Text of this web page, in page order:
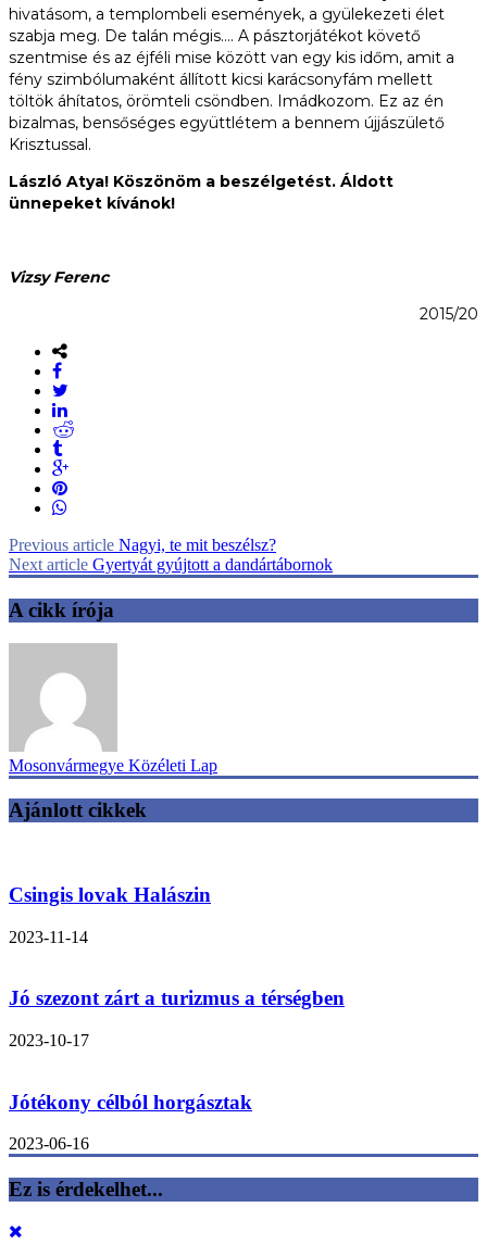
hivatásom, a templombeli események, a gyülekezeti élet
szabja meg. De talán mégis…. A pásztorjátékot követő
szentmise és az éjféli mise között van egy kis időm, amit a
fény szimbólumaként állított kicsi karácsonyfám mellett
töltök áhítatos, örömteli csöndben. Imádkozom. Ez az én
bizalmas, bensőséges együttlétem a bennem újjászülető
Krisztussal.
László Atya! Köszönöm a beszélgetést. Áldott
ünnepeket kívánok!
Vizsy Ferenc
2015/20
Previous article Nagyi, te mit beszélsz?
Next article Gyertyát gyújtott a dandártábornok
A cikk írója
Mosonvármegye Közéleti Lap
Ajánlott cikkek
Csingis lovak Halászin
2023-11-14
Jó szezont zárt a turizmus a térségben
2023-10-17
Jótékony célból horgásztak
2023-06-16
Ez is érdekelhet...